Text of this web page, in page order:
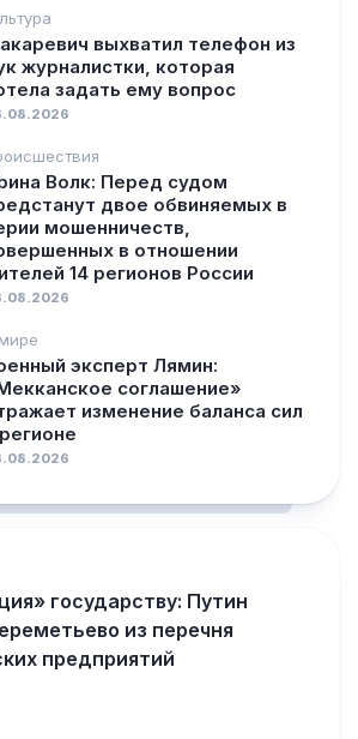
выхватил телефон из
журналистки, которая
задать ему вопрос
Волк: Перед судом
двое обвиняемых в
мошенничеств,
в отношении
14 регионов России
эксперт Лямин:
соглашение»
изменение баланса сил
государству: Путин
из перечня
предприятий